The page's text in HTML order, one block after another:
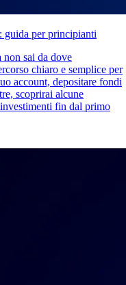
guida per principianti
sai da dove
chiaro e semplice per
account, depositare fondi
scoprirai alcune
fin dal primo